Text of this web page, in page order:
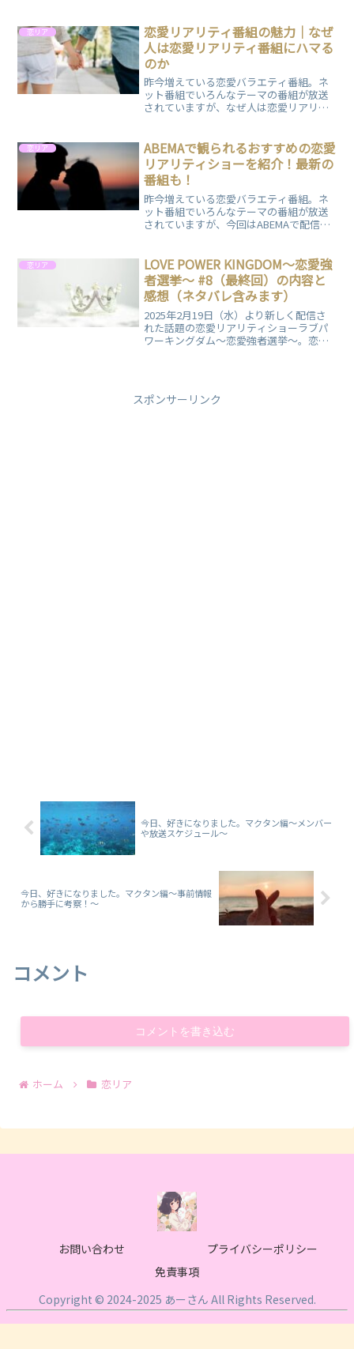
す。
恋リア
恋愛リアリティ番組の魅力｜なぜ
人は恋愛リアリティ番組にハマる
のか
昨今増えている恋愛バラエティ番組。ネ
ット番組でいろんなテーマの番組が放送
されていますが、なぜ人は恋愛リアリテ
恋リア
ABEMAで観られるおすすめの恋愛
リアリティショーを紹介！最新の
番組も！
昨今増えている恋愛バラエティ番組。ネ
ット番組でいろんなテーマの番組が放送
されていますが、今回はABEMAで配信さ
恋リア
LOVE POWER KINGDOM〜恋愛強
者選挙〜 #8（最終回）の内容と
感想（ネタバレ含みます）
2025年2月19日（水）より新しく配信さ
れた話題の恋愛リアリティショーラブパ
ワーキングダム〜恋愛強者選挙〜。恋愛
が魅力の番組の第8話（最終回）について
スポンサーリンク
今日、好きになりました。マクタン編～メンバー
や放送スケジュール～
今日、好きになりました。マクタン編～事前情報
から勝手に考察！～
コメント
コメントを書き込む
ホーム 恋リア
お問い合わせ
プライバシーポリシー
免責事項
Copyright © 2024-2025 あーさん All Rights Reserved.